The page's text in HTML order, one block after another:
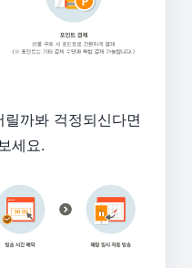
까봐 걱정되신다면
세요.